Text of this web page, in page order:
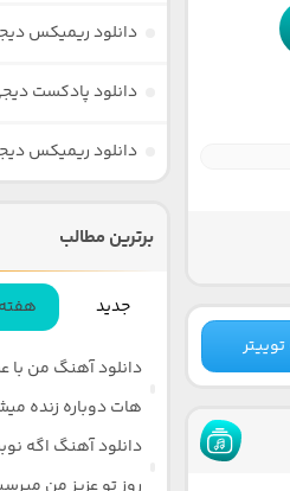
دانلود ریمیکس دیجی
دانلود پادکست
دانلود ریمیکس دیجی
برترین مطالب
جدید هفته
دانلود آهنگ من با
هات دوباره زنده
دانلود آهنگ اگه